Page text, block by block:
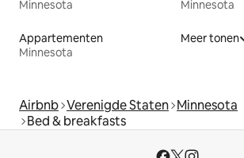
Minnesota Minnesota
Appartementen
Minnesota
Meer tonen
Airbnb Verenigde Staten Minnesota
Bed & breakfasts